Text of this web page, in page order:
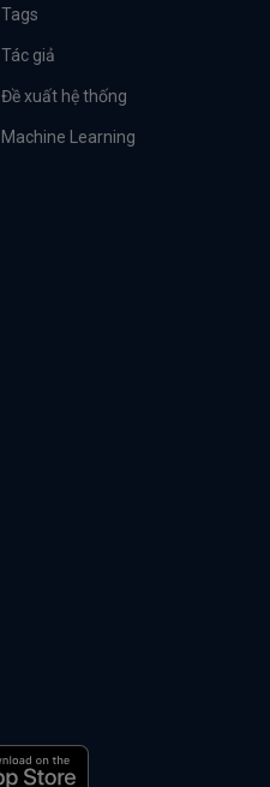
Tags
Tác giả
Đề xuất hệ thống
Machine Learning